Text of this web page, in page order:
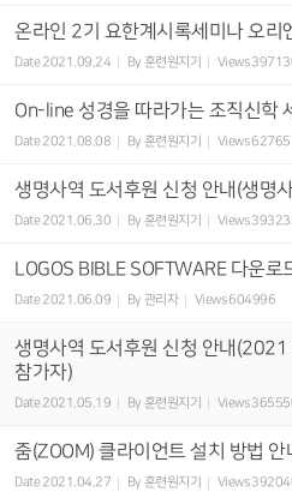
온라인 2기 요한계시록세미나 오리
Date 2021.09.24 By 훈련원지기 Views
On-line 성경을 따라가는 조직신학
Date 2021.08.08 By 훈련원지기 Views
생명사역 도서후원 신청 안내(생명
Date 2021.06.30 By 훈련원지기 Views
LOGOS BIBLE SOFTWARE 다운
Date 2021.06.09 By 관리자 Views604996
생명사역 도서후원 신청 안내
참가자)
Date 2021.05.19 By 훈련원지기 Views
줌(ZOOM) 클라이언트 설치 방법 안
Date 2021.04.27 By 훈련원지기 Views